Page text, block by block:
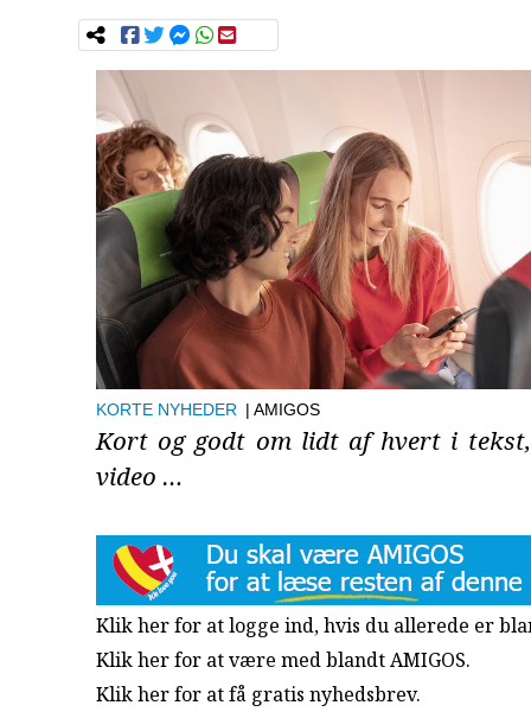
KORTE NYHEDER | AMIGOS
Kort og godt om lidt af hvert i
video …
Klik her for at logge ind, hvis du allerede er
Klik her for at være med blandt AMIGOS.
Klik her for at få gratis nyhedsbrev.